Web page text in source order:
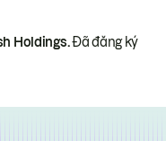
Holdings.Đã đăng ký